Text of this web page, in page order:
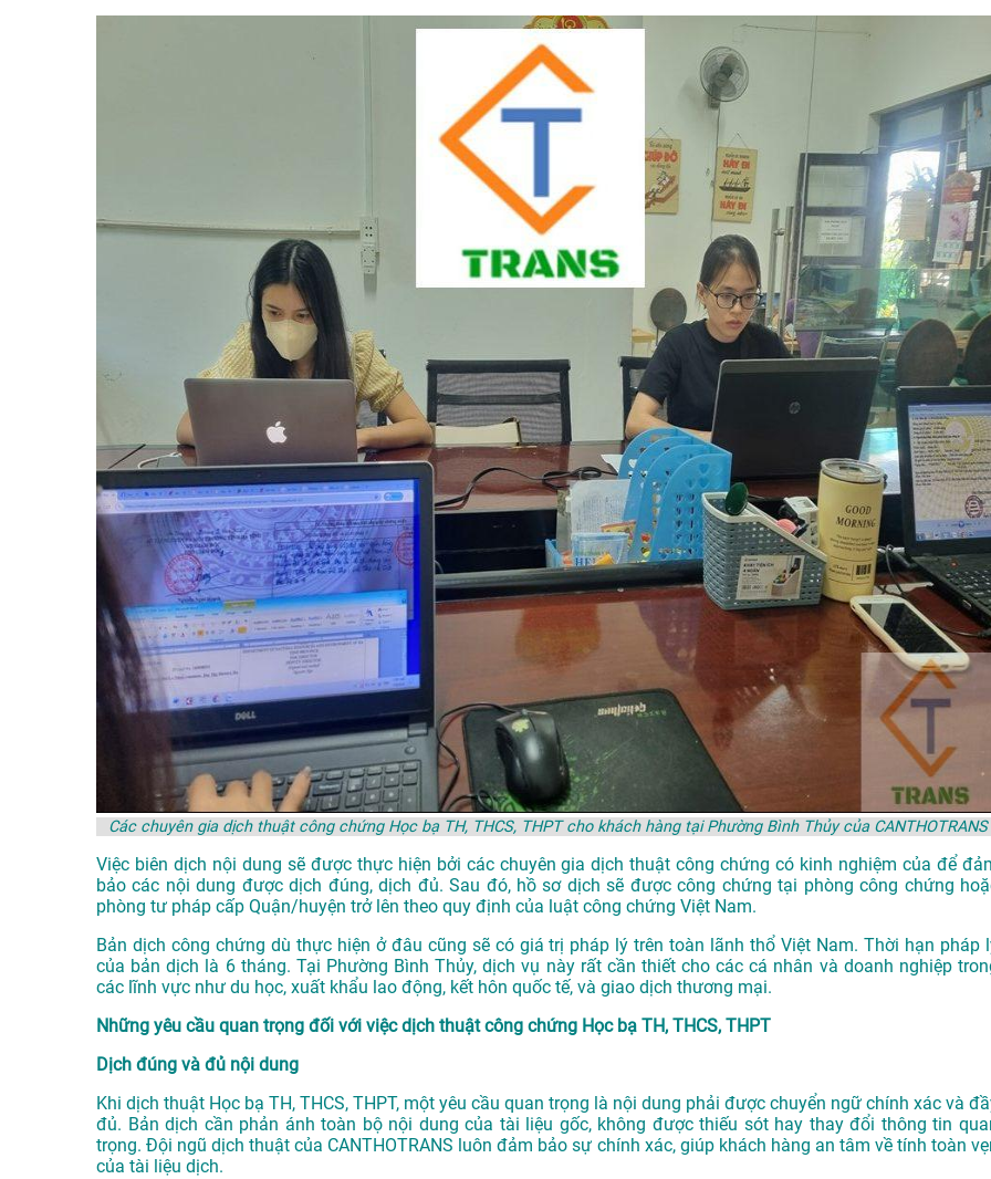
Các chuyên gia dịch thuật công chứng Học bạ TH, THCS, THPT cho khách hàng tại Phường Bình Thủy của CANTHOTRANS
Việc biên dịch nội dung sẽ được thực hiện bởi các chuyên gia dịch thuật công chứng có kinh nghiệm của để
bảo các nội dung được dịch đúng, dịch đủ. Sau đó, hồ sơ dịch sẽ được công chứng tại phòng công chứng
phòng tư pháp cấp Quận/huyện trở lên theo quy định của luật công chứng Việt Nam.
Bản dịch công chứng dù thực hiện ở đâu cũng sẽ có giá trị pháp lý trên toàn lãnh thổ Việt Nam. Thời hạn pháp
của bản dịch là 6 tháng. Tại Phường Bình Thủy, dịch vụ này rất cần thiết cho các cá nhân và doanh nghiệp
các lĩnh vực như du học, xuất khẩu lao động, kết hôn quốc tế, và giao dịch thương mại.
Những yêu cầu quan trọng đối với việc dịch thuật công chứng Học bạ TH, THCS, THPT
Dịch đúng và đủ nội dung
Khi dịch thuật Học bạ TH, THCS, THPT, một yêu cầu quan trọng là nội dung phải được chuyển ngữ chính xác và
đủ. Bản dịch cần phản ánh toàn bộ nội dung của tài liệu gốc, không được thiếu sót hay thay đổi thông tin
trọng. Đội ngũ dịch thuật của CANTHOTRANS luôn đảm bảo sự chính xác, giúp khách hàng an tâm về tính toàn
của tài liệu dịch.